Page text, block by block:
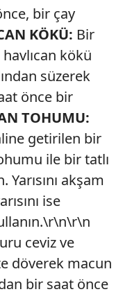
bir çay
KÖKÜ: Bir
kökü
süzerek
önce bir
TOHUMU:
getirilen bir
ile bir tatlı
Yarısını akşam
ise
ceviz ve
döverek macun
bir saat önce